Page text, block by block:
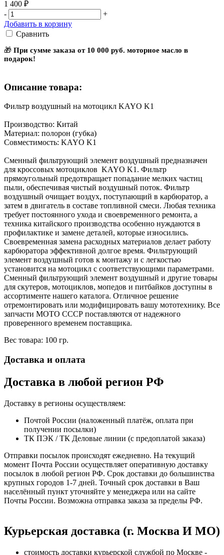
1 400 ₽
-
+
Добавить в корзину
Сравнить
🎁 При сумме заказа от 10 000 руб. моторное масло в
подарок!
Описание товара:
Фильтр воздушный на мотоцикл KAYO K1
Производство: Китай
Материал: полорон (губка)
Совместимость: KAYO K1
Сменный фильтрующий элемент воздушный предназначен
для кроссовых мотоциклов KAYO K1. Фильтр
прямоугольный предотвращает попадание мелких частиц
пыли, обеспечивая чистый воздушный поток. Фильтр
воздушный очищает воздух, поступающий в карбюратор, а
затем в двигатель в составе топливной смеси. Любая техника
требует постоянного ухода и своевременного ремонта, а
техника китайского производства особенно нуждаются в
профилактике и замене деталей, которые износились.
Своевременная замена расходных материалов делает работу
карбюратора эффективной долгое время. Фильтрующий
элемент воздушный готов к монтажу и с легкостью
установится на мотоцикл с соответствующими параметрами.
Сменный фильтрующий элемент воздушный и другие товары
для скутеров, мотоциклов, мопедов и питбайков доступны в
ассортименте нашего каталога. Отличное решение
отремонтировать или модифицировать вашу мототехнику. Все
запчасти МОТО СССР поставляются от надежного
проверенного временем поставщика.
Вес товара: 100 гр.
Доставка и оплата
Доставка в любой регион РФ
Доставку в регионы осуществляем:
Почтой России (наложенный платёж, оплата при
получении посылки)
ТК ПЭК / ТК Деловые линии (с предоплатой заказа)
Отправки посылок происходят ежедневно. На текущий
момент Почта России осуществляет оперативную доставку
посылок в любой регион РФ. Срок доставки до большинства
крупных городов 1-7 дней. Точный срок доставки в Ваш
населённый пункт уточняйте у менеджера или на сайте
Почты России. Возможна отправка заказа за пределы РФ.
Курьерская доставка (г. Москва И МО)
стоимость доставки курьерской службой по Москве -